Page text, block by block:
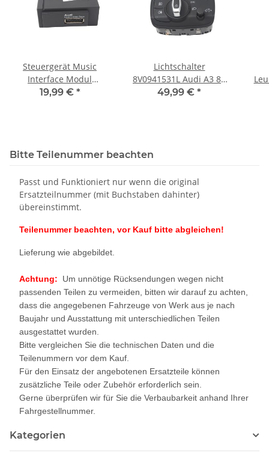
Steuergerät Music
Interface Modul
Mittelkonsole 8V0035736
19,99 € *
Lichtschalter
8V0941531L Audi A3 8V
Mehrfachschalter Stand
49,99 € *
Bitte Teilenummer beachten
Passt und Funktioniert nur wenn die original
Ersatzteilnummer (mit Buchstaben dahinter)
übereinstimmt.
Teilenummer beachten, vor Kauf bitte abgleichen!
Lieferung wie abgebildet.
Achtung: Um unnötige Rücksendungen wegen nicht
passenden Teilen zu vermeiden, bitten wir darauf zu achten,
dass die angegebenen Fahrzeuge von Werk aus je nach
Baujahr und Ausstattung mit unterschiedlichen Teilen
ausgestattet wurden.
Bitte vergleichen Sie die technischen Daten und die
Teilenummern vor dem Kauf.
Für den Einsatz der angebotenen Ersatzteile können
zusätzliche Teile oder Zubehör erforderlich sein.
Gerne überprüfen wir für Sie die Verbaubarkeit anhand Ihrer
Fahrgestellnummer.
Kategorien